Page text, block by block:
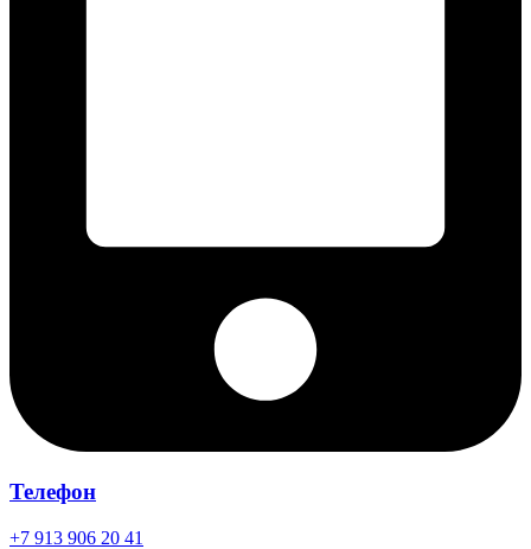
Телефон
+7 913 906 20 41